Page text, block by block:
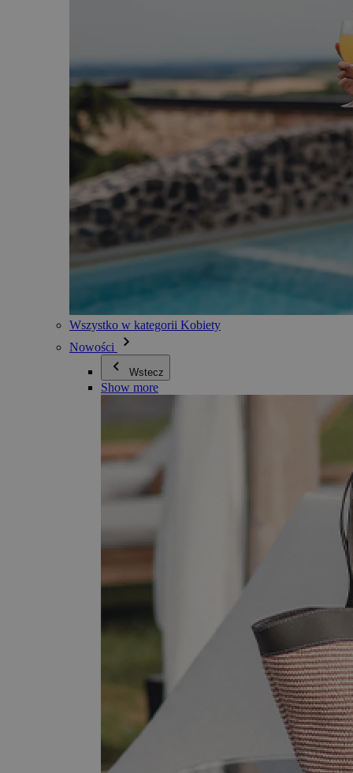
Wszystko w kategorii Kobiety
Nowości
Wstecz
Show more